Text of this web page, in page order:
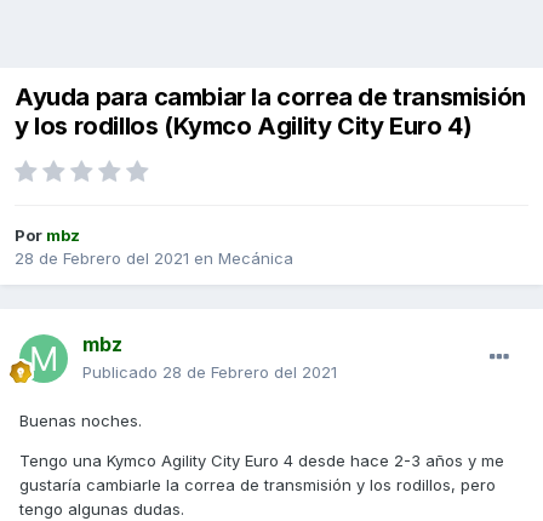
Ayuda para cambiar la correa de transmisión
y los rodillos (Kymco Agility City Euro 4)
Por mbz
28 de Febrero del 2021 en Mecánica
mbz
Publicado 28 de Febrero del 2021
Buenas noches.
Tengo una Kymco Agility City Euro 4 desde hace 2-3 años y me
gustaría cambiarle la correa de transmisión y los rodillos, pero
tengo algunas dudas.